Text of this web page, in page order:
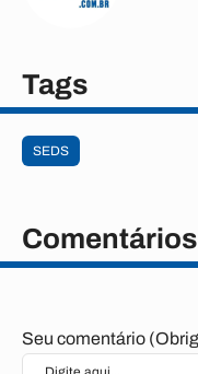
Tags
SEDS
Comentários
Seu comentário